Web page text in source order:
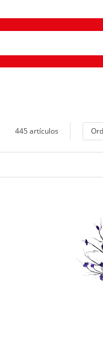
445 artículos